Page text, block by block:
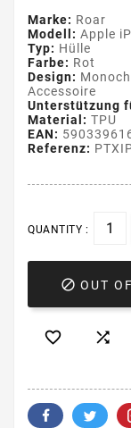
Marke: Roar
Modell: Apple
Typ: Hülle
Farbe: Rot
Design:
Accessoire
Unterstützung
Material: TPU
EAN:
Referenz:
QUANTITY :
 OUT
 